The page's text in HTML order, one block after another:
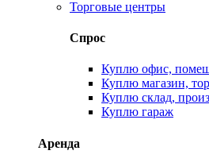
Торговые центры
Спрос
Куплю офис,
Куплю магазин,
Куплю склад,
Куплю гараж
Аренда